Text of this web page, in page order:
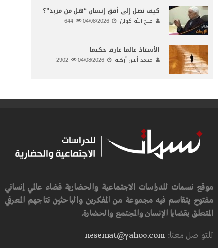
كيف نصل إلى أفق إنسان “هل من مزيد”؟
فتح الله كولن 04/08/2026
الأستاذ عالما عارفا حكيما
محمد أنس أركنه 04/08/2026
موقع نسمات للدراسات الاجتماعية والحضارية فضاء عالمي إنساني
مفتوح يتقاسم فيه مجموعة من المفكرين والباحثين نتاجهم المعرفي
المتعلق بقضايا الإنسان والمجتمع والحضارة.
للتواصل معنا:nesemat@yahoo.com